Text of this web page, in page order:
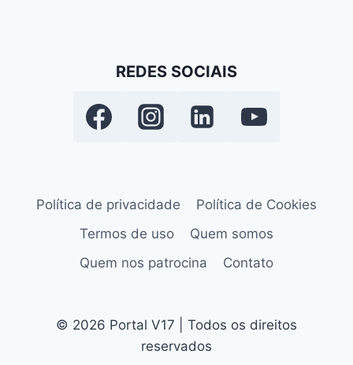
REDES SOCIAIS
Política de privacidade
Política de Cookies
Termos de uso
Quem somos
Quem nos patrocina
Contato
© 2026 Portal V17 | Todos os direitos
reservados